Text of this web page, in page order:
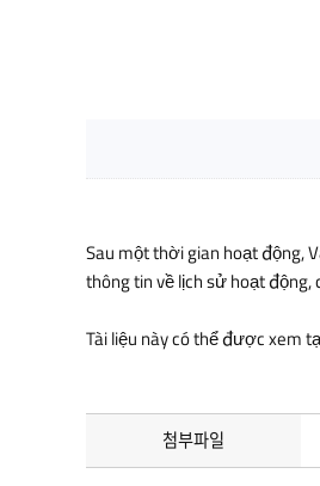
Sau một thời gian hoạt động,
thông tin về lịch sử hoạt
Tài liệu này có thể được xem
첨부파일